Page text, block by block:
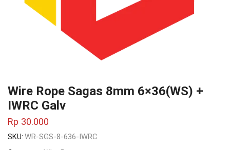
Wire Rope Sagas 8mm 6×36(WS) +
IWRC Galv
Rp 30.000
SKU: WR-SGS-8-636-IWRC